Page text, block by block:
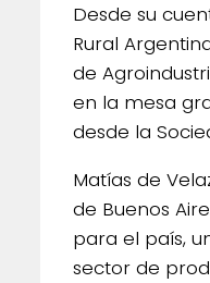
Desde su
Rural
de
en la mesa
desde la
Matías de
de Buenos
para el país,
sector de